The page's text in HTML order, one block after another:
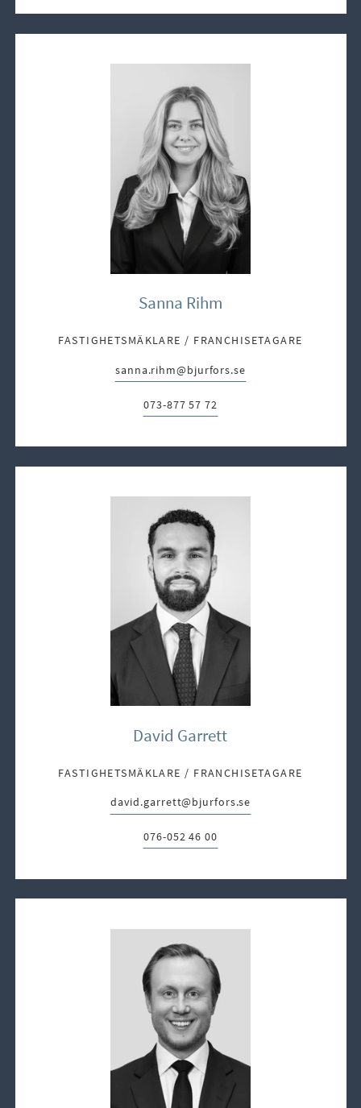
Sanna Rihm
FASTIGHETSMÄKLARE / FRANCHISETAGARE
E-post:
sanna.rihm@bjurfors.se
Telefon:
073-877 57 72
David Garrett
FASTIGHETSMÄKLARE / FRANCHISETAGARE
E-post:
david.garrett@bjurfors.se
Telefon:
076-052 46 00